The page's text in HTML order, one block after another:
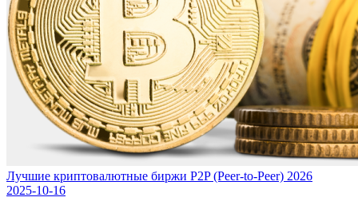
Лучшие криптовалютные биржи P2P (Peer-to-Peer) 2026
2025-10-16